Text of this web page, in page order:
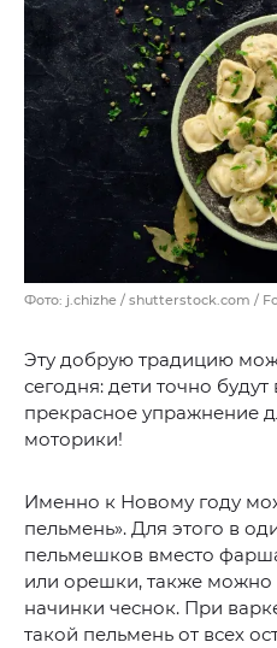
Фото: j.chizhe / shutterstock.com /
Эту добрую традицию
сегодня: дети точно будут
прекрасное упражнение
моторики!
Именно к Новому году
пельмень». Для этого в
пельмешков вместо фарша
или орешки, также можно
начинки чеснок. При
такой пельмень от всех